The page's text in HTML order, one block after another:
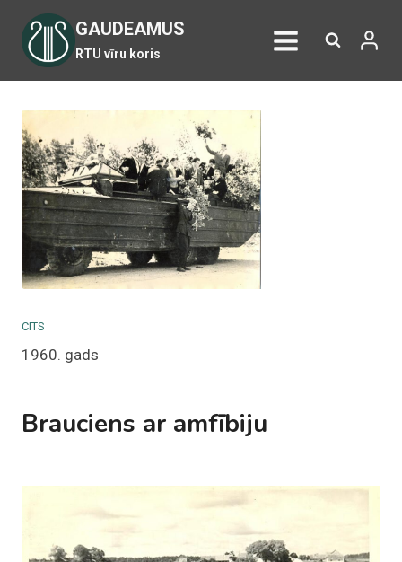
content
GAUDEAMUS
RTU vīru koris
CITS
1960. gads
Brauciens ar amfībiju